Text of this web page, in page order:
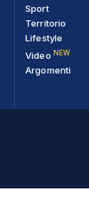
Sport
Territorio
Lifestyle
Video NEW
Argomenti